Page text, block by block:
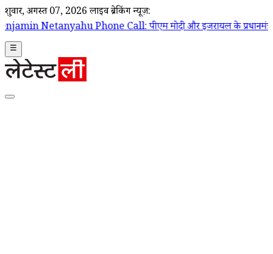
शुक्रवार, अगस्त 07, 2026 लाइव ब्रेकिंग न्यूज़:
Phone Call: पीएम मोदी और इजरायल के प्रधानमंत्री बेंजामिन नेतन्याहू के
☰